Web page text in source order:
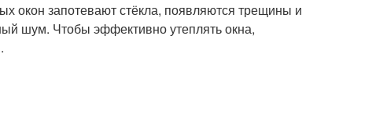
окон запотевают стёкла, появляются трещины и
шум. Чтобы эффективно утеплять окна,